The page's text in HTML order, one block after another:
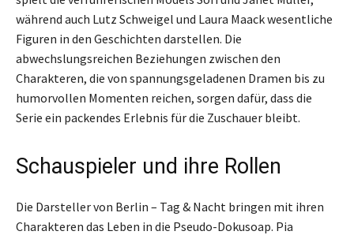
während auch Lutz Schweigel und Laura Maack wesentliche
Figuren in den Geschichten darstellen. Die
abwechslungsreichen Beziehungen zwischen den
Charakteren, die von spannungsgeladenen Dramen bis zu
humorvollen Momenten reichen, sorgen dafür, dass die
Serie ein packendes Erlebnis für die Zuschauer bleibt.
Schauspieler und ihre Rollen
Die Darsteller von Berlin – Tag & Nacht bringen mit ihren
Charakteren das Leben in die Pseudo-Dokusoap. Pia